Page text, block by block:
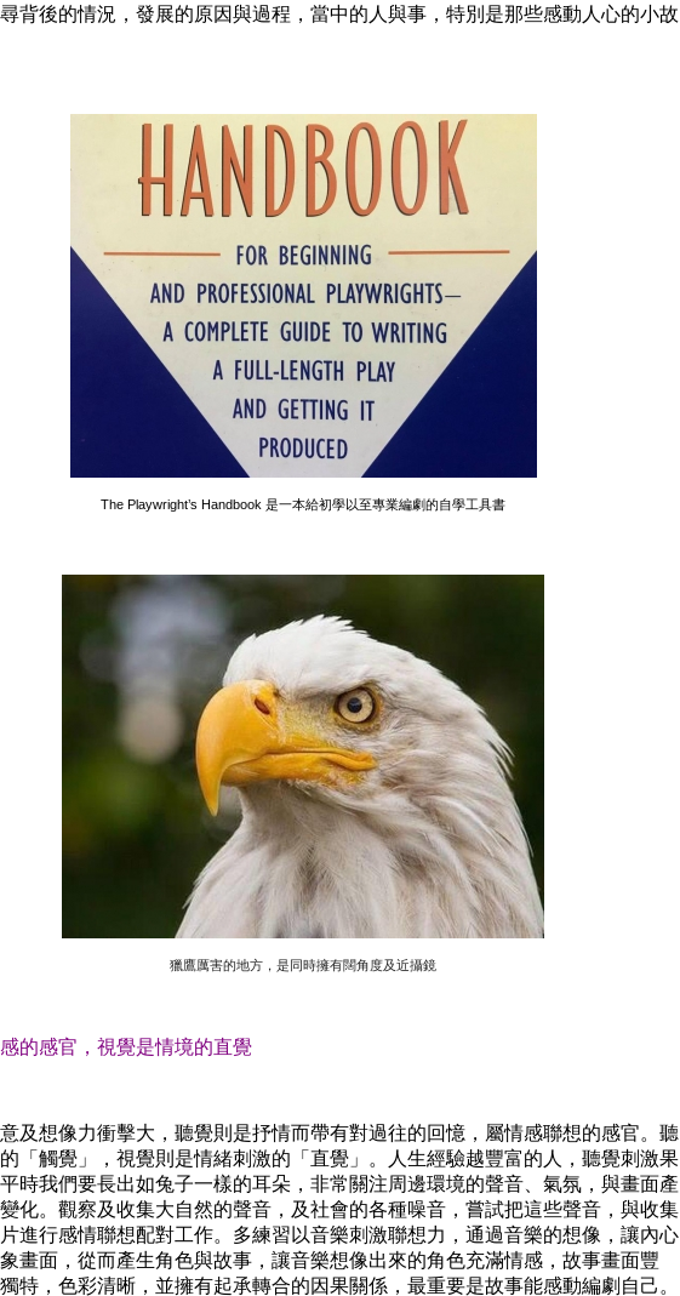
背後的情況，發展的原因與過程，當中的人與事，特別是那些感動人心的小故
The Playwright’s Handbook 是一本給初學以至專業編劇的自學工具書
獵鷹厲害的地方，是同時擁有闊角度及近攝鏡
的感官，視覺是情境的直覺
及想像力衝擊大，聽覺則是抒情而帶有對過往的回憶，屬情感聯想的感官。聽
「觸覺」，視覺則是情緒刺激的「直覺」。人生經驗越豐富的人，聽覺刺激果
時我們要長出如兔子一樣的耳朵，非常關注周邊環境的聲音、氣氛，與畫面產
化。觀察及收集大自然的聲音，及社會的各種噪音，嘗試把這些聲音，與收集
進行感情聯想配對工作。多練習以音樂刺激聯想力，通過音樂的想像，讓內心
畫面，從而產生角色與故事，讓音樂想像出來的角色充滿情感，故事畫面豐
特，色彩清晰，並擁有起承轉合的因果關係，最重要是故事能感動編劇自己。